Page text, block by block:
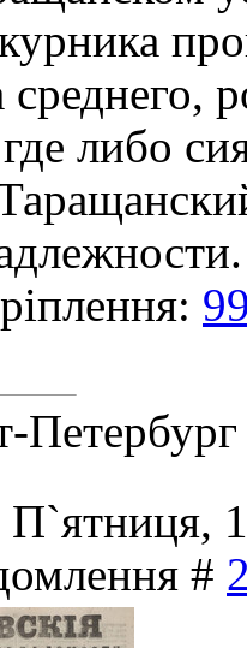
среднего,
либо
Петербург
П`ятниця,
#